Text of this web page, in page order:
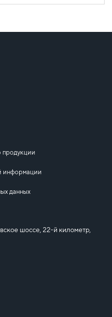
информации
данных
шоссе, 22-й километр,